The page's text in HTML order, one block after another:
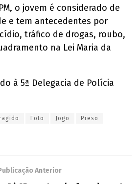
o jovem é considerado de
e tem antecedentes por
tráfico de drogas, roubo,
na Lei Maria da
à 5ª Delegacia de Polícia
Foto Jogo Preso
Anterior